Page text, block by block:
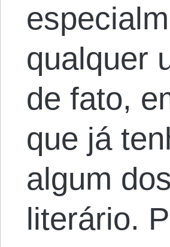
qualquer
de fato,
que já
algum
literário.